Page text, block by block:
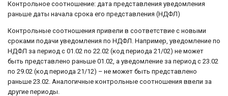
Контрольное соотношение: дата представления уведомления
раньше даты начала срока его представления (НДФЛ)
Контрольные соотношения привели в соответствие с новыми
сроками подачи уведомления по НДФЛ. Например, уведомление по
НДФЛ за период с 01.02 по 22.02 (код периода 21/02) не может
быть представлено раньше 01.02, а уведомление за период с 23.02
по 29.02 (код периода 21/12) – не может быть представлено
раньше 23.02. Аналогичные контрольные соотношения ввели за
другие периоды.